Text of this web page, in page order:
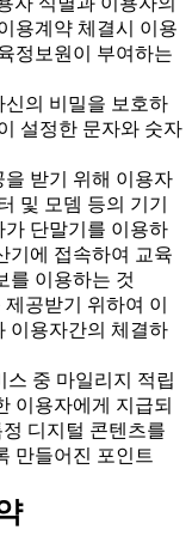
용계약 체결시 이용
정보원이 부여하는
의 비밀을 보호하
설정한 문자와 숫자
받기 위해 이용자
및 모뎀 등의 기기
단말기를 이용하
기에 접속하여 교육
를 이용하는 것
공받기 위하여 이
이용자간의 체결하
중 마일리지 적립
이용자에게 지급되
디지털 콘텐츠를
만들어진 포인트